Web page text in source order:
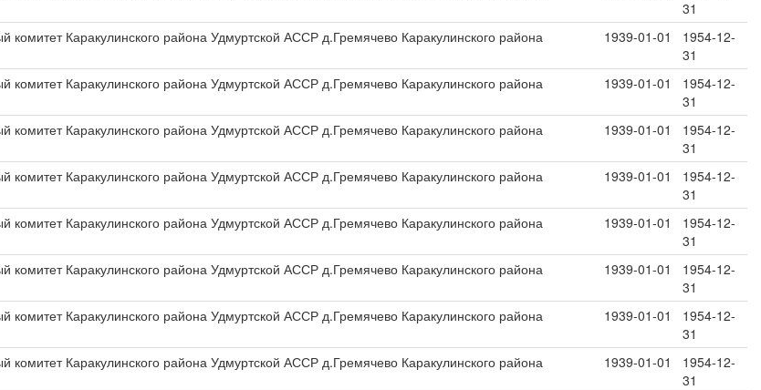
31
комитет Каракулинского района Удмуртской АССР д.Гремячево Каракулинского района
1939-01-01
1954-12-
31
комитет Каракулинского района Удмуртской АССР д.Гремячево Каракулинского района
1939-01-01
1954-12-
31
комитет Каракулинского района Удмуртской АССР д.Гремячево Каракулинского района
1939-01-01
1954-12-
31
комитет Каракулинского района Удмуртской АССР д.Гремячево Каракулинского района
1939-01-01
1954-12-
31
комитет Каракулинского района Удмуртской АССР д.Гремячево Каракулинского района
1939-01-01
1954-12-
31
комитет Каракулинского района Удмуртской АССР д.Гремячево Каракулинского района
1939-01-01
1954-12-
31
комитет Каракулинского района Удмуртской АССР д.Гремячево Каракулинского района
1939-01-01
1954-12-
31
комитет Каракулинского района Удмуртской АССР д.Гремячево Каракулинского района
1939-01-01
1954-12-
31